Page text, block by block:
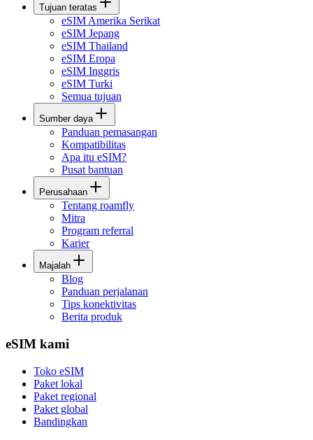
Tujuan teratas
eSIM Amerika Serikat
eSIM Jepang
eSIM Thailand
eSIM Eropa
eSIM Inggris
eSIM Turki
Semua tujuan
Sumber daya
Panduan pemasangan
Kompatibilitas
Apa itu eSIM?
Pusat bantuan
Perusahaan
Tentang roamfly
Mitra
Program referral
Karier
Majalah
Blog
Panduan perjalanan
Tips konektivitas
Berita produk
eSIM kami
Toko eSIM
Paket lokal
Paket regional
Paket global
Bandingkan